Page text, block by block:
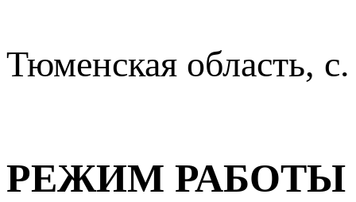
Тюменская область,
РЕЖИМ РАБОТЫ